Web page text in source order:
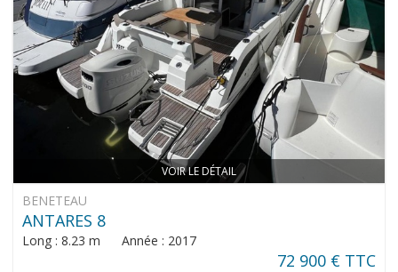
VOIR LE DÉTAIL
BENETEAU
ANTARES 8
Long : 8.23 m Année : 2017
72 900 € TTC